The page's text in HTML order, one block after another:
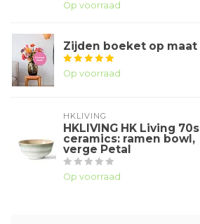
Op voorraad
Zijden boeket op maat
Op voorraad
HKLIVING
HKLIVING HK Living 70s
ceramics: ramen bowl,
verge Petal
Op voorraad